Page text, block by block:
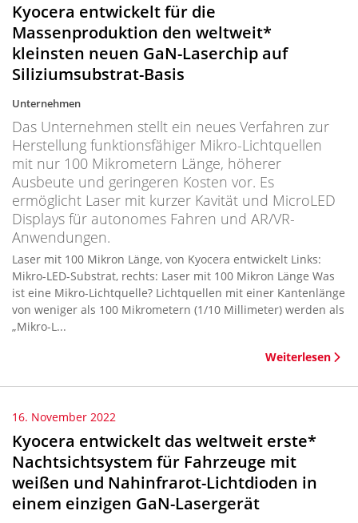
Kyocera entwickelt für die
Massenproduktion den weltweit*
kleinsten neuen GaN-Laserchip auf
Siliziumsubstrat-Basis
Unternehmen
Das Unternehmen stellt ein neues Verfahren zur
Herstellung funktionsfähiger Mikro-Lichtquellen
mit nur 100 Mikrometern Länge, höherer
Ausbeute und geringeren Kosten vor. Es
ermöglicht Laser mit kurzer Kavität und MicroLED
Displays für autonomes Fahren und AR/VR-
Anwendungen.
Laser mit 100 Mikron Länge, von Kyocera entwickelt Links:
Mikro-LED-Substrat, rechts: Laser mit 100 Mikron Länge Was
ist eine Mikro-Lichtquelle? Lichtquellen mit einer Kantenlänge
von weniger als 100 Mikrometern (1/10 Millimeter) werden als
„Mikro-L...
Weiterlesen
16. November 2022
Kyocera entwickelt das weltweit erste*
Nachtsichtsystem für Fahrzeuge mit
weißen und Nahinfrarot-Lichtdioden in
einem einzigen GaN-Lasergerät